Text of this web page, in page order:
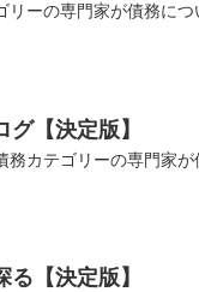
リーの専門家が債務に
【決定版】
務カテゴリーの専門家
【決定版】